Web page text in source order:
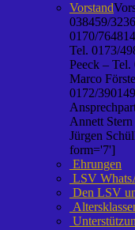
Vorstand
038459/
0170/
Tel. 0173/
Peeck – Tel.
Marco
0172/
Annett
Jürgen
form='7']
Ehrungen
LSV
Den LSV